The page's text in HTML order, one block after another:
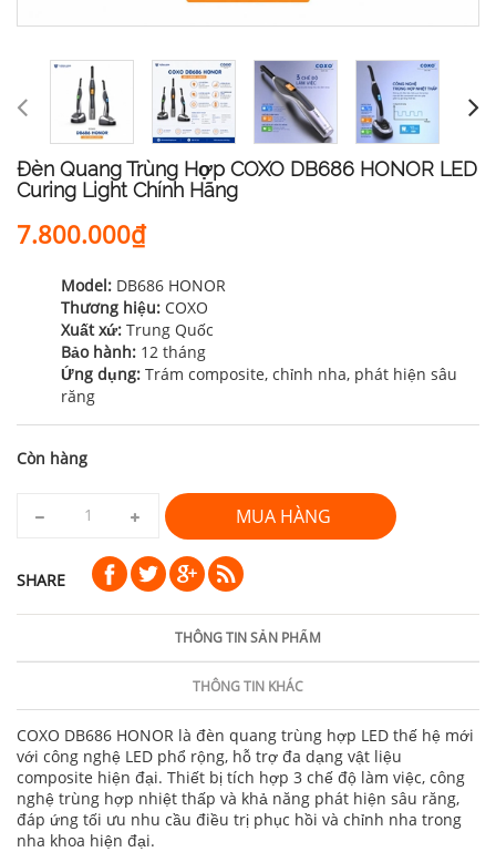
Đèn Quang Trùng Hợp COXO DB686 HONOR LED
Curing Light Chính Hãng
7.800.000₫
Model: DB686 HONOR
Thương hiệu: COXO
Xuất xứ: Trung Quốc
Bảo hành: 12 tháng
Ứng dụng: Trám composite, chỉnh nha, phát hiện sâu
răng
Còn hàng
MUA HÀNG
SHARE
THÔNG TIN SẢN PHẨM
THÔNG TIN KHÁC
COXO DB686 HONOR là đèn quang trùng hợp LED thế hệ mới
với công nghệ LED phổ rộng, hỗ trợ đa dạng vật liệu
composite hiện đại. Thiết bị tích hợp 3 chế độ làm việc, công
nghệ trùng hợp nhiệt thấp và khả năng phát hiện sâu răng,
đáp ứng tối ưu nhu cầu điều trị phục hồi và chỉnh nha trong
nha khoa hiện đại.